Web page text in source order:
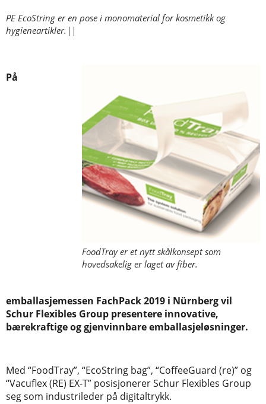
PE EcoString er en pose i monomaterial for kosmetikk og
hygieneartikler.||
FoodTray er et nytt skålkonsept som
hovedsakelig er laget av fiber.
På
emballasjemessen FachPack 2019 i Nürnberg vil
Schur Flexibles Group presentere innovative,
bærekraftige og gjenvinnbare emballasjeløsninger.
Med “FoodTray”, “EcoString bag”, “CoffeeGuard (re)” og
“Vacuflex (RE) EX-T” posisjonerer Schur Flexibles Group
seg som industrileder på digitaltrykk.